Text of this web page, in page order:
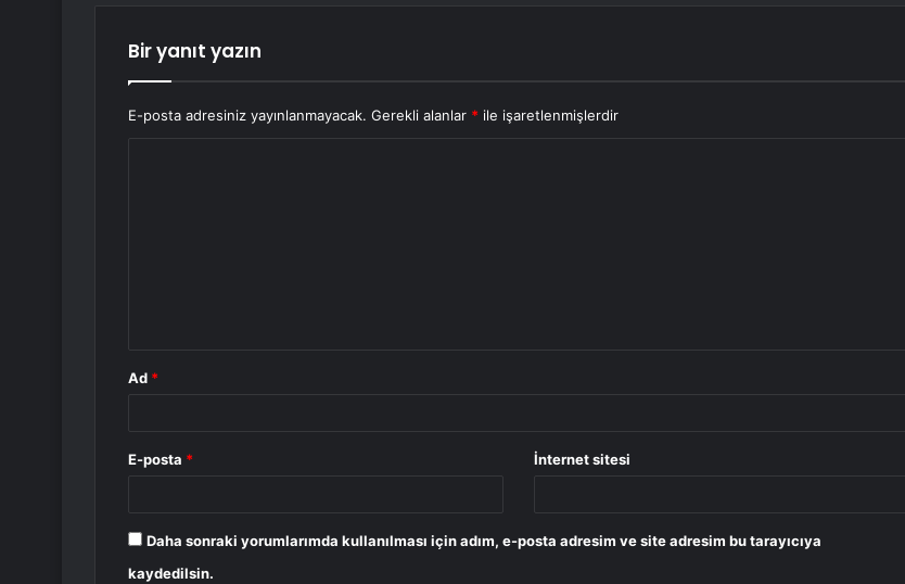
Bir yanıt yazın
E-posta adresiniz yayınlanmayacak. Gerekli alanlar * ile işaretlenmişlerdir
Ad *
E-posta * İnternet sitesi
Daha sonraki yorumlarımda kullanılması için adım, e-posta adresim ve site adresim bu tarayıcıya
kaydedilsin.